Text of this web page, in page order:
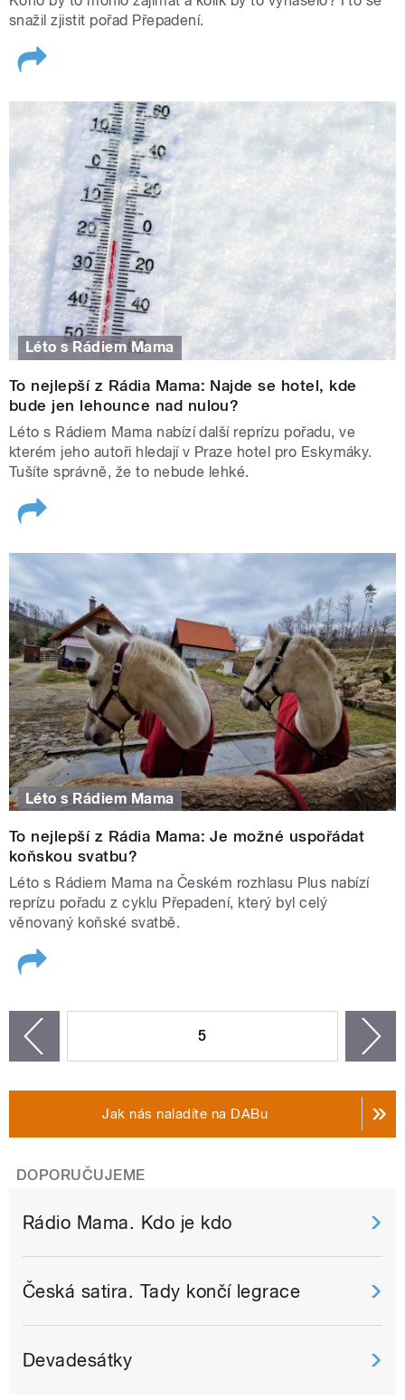
snažil zjistit pořad Přepadení.
Léto s Rádiem Mama
To nejlepší z Rádia Mama: Najde se hotel, kde
bude jen lehounce nad nulou?
Léto s Rádiem Mama nabízí další reprízu pořadu, ve
kterém jeho autoři hledají v Praze hotel pro Eskymáky.
Tušíte správně, že to nebude lehké.
Léto s Rádiem Mama
To nejlepší z Rádia Mama: Je možné uspořádat
koňskou svatbu?
Léto s Rádiem Mama na Českém rozhlasu Plus nabízí
reprízu pořadu z cyklu Přepadení, který byl celý
věnovaný koňské svatbě.
5
Jak nás naladíte na DABu
DOPORUČUJEME
Rádio Mama. Kdo je kdo
Česká satira. Tady končí legrace
Devadesátky